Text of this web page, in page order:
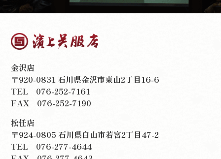
金沢店
〒920-0831 石川県金沢市東山2丁目16-6
TEL 076-252-7161
FAX 076-252-7190
松任店
〒924-0805 石川県白山市若宮2丁目47-2
TEL 076-277-4644